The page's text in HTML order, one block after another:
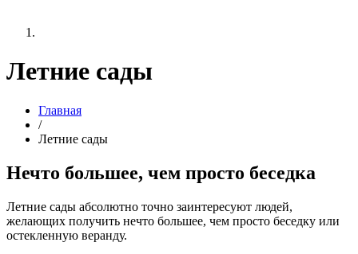
Летние сады
Главная
/
Летние сады
Нечто большее, чем просто беседка
Летние сады абсолютно точно заинтересуют людей,
желающих получить нечто большее, чем просто беседку или
остекленную веранду.